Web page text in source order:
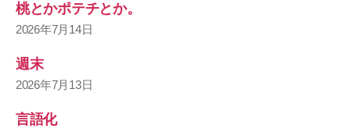
桃とかポテチとか。
2026年7月14日
週末
2026年7月13日
言語化